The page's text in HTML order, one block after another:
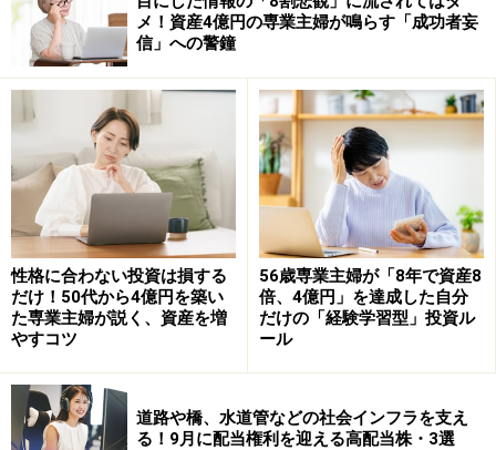
個人向け国債にはいくつか種類がありますが、現在もっ
とも利用されているのが「変動10年」です。変動10年は
名前の通り満期まで10年ありますが、金利は半年ごとに
見直されます。そのため、今後さらに利上げが進んだ場
合には受け取る利息が増える可能性があります。
最近になって個人向け国債が話題になることが増えたの
も、この仕組みがあるためです。
定期預金と何が違うのか
個人向け国債を考える際、多くの人が比較するのが定期
預金です。定期預金は銀行にお金を預ける商品です。一
方、個人向け国債は国にお金を貸す商品です。
また、金利の動き方にも違いがあります。例えば1年定
メ！資産4億円の専業主婦が鳴らす「成功者妄
信」への警鐘
性格に合わない投資は損する
だけ！50代から4億円を築い
た専業主婦が説く、資産を増
やすコツ
56歳専業主婦が「8年で資産8
倍、4億円」を達成した自分
だけの「経験学習型」投資ル
ール
道路や橋、水道管などの社会インフラを支え
る！9月に配当権利を迎える高配当株・3選